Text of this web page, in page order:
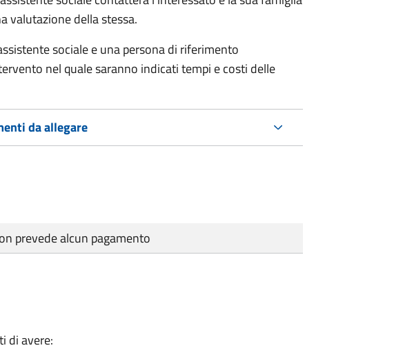
valutazione della stessa.
sociale e una persona di riferimento
nel quale saranno indicati tempi e costi delle
da allegare
prevede alcun pagamento
di avere: